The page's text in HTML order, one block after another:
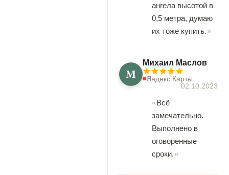
ангела высотой в
0,5 метра, думаю
их тоже купить.
М
Михаил Маслов
Яндекс.Карты
02.10.2023
Всё
замечательно.
Выполнено в
оговоренные
сроки.